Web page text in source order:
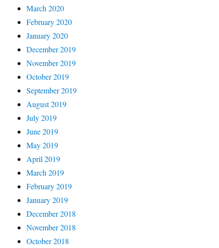
March 2020
February 2020
January 2020
December 2019
November 2019
October 2019
September 2019
August 2019
July 2019
June 2019
May 2019
April 2019
March 2019
February 2019
January 2019
December 2018
November 2018
October 2018